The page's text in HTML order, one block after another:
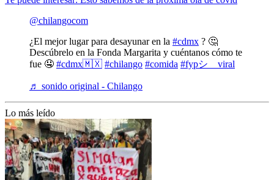
@chilangocom
¿El mejor lugar para desayunar en la #cdmx ? 🤔
Descúbrelo en la Fonda Margarita y cuéntanos cómo te
fue 🤤 #cdmx🇲🇽 #chilango #comida #fypシ゚viral
♬ sonido original - Chilango
Lo más leído